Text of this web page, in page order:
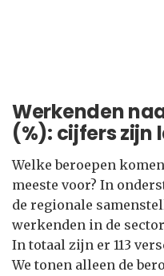
Werkenden
(%): cijfers zijn
Welke beroepen
meeste voor? In
de regionale
werkenden in de
In totaal zijn er 113
We tonen alleen de